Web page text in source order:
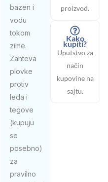
bazen i
vodu
tokom
zime.
Zahteva
plovke
protiv
leda i
tegove
(kupuju
se
posebno)
za
pravilno
proizvod.
Kako
kupiti?
Uputstvo za
način
kupovine na
sajtu.